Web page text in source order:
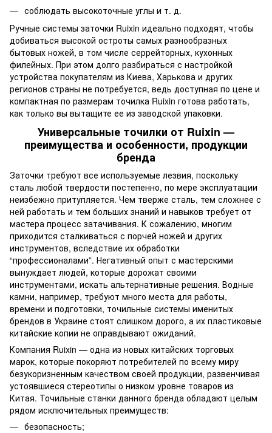
соблюдать высокоточные углы и т. д.
Ручные системы заточки Ruixin идеально подходят, чтобы
добиваться высокой остроты самых разнообразных
бытовых ножей, в том числе серрейторных, кухонных
филейных. При этом долго разбираться с настройкой
устройства покупателям из Киева, Харькова и других
регионов страны не потребуется, ведь доступная по цене и
компактная по размерам точилка Ruixin готова работать,
как только вы вытащите ее из заводской упаковки.
Универсальные точилки от Ruixin —
преимущества и особенности, продукции
бренда
Заточки требуют все используемые лезвия, поскольку
сталь любой твердости постепенно, по мере эксплуатации
неизбежно притупляется. Чем тверже сталь, тем сложнее с
ней работать и тем больших знаний и навыков требует от
мастера процесс затачивания. К сожалению, многим
приходится сталкиваться с порчей ножей и других
инструментов, вследствие их обработки
“профессионалами”. Негативный опыт с мастерскими
вынуждает людей, которые дорожат своими
инструментами, искать альтернативные решения. Водные
камни, например, требуют много места для работы,
времени и подготовки, точильные системы именитых
брендов в Украине стоят слишком дорого, а их пластиковые
китайские копии не оправдывают ожиданий.
Компания Ruixin — одна из новых китайских торговых
марок, которые покоряют потребителей по всему миру
безукоризненным качеством своей продукции, развенчивая
устоявшиеся стереотипы о низком уровне товаров из
Китая. Точильные станки данного бренда обладают целым
рядом исключительных преимуществ:
безопасность;